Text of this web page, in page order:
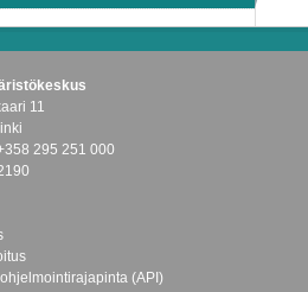
11
295 251 000
(API)